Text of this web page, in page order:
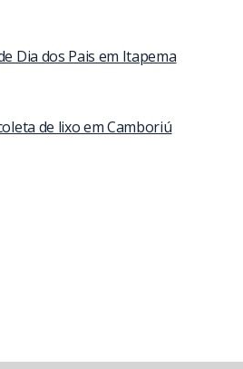
Dia dos Pais em Itapema
de lixo em Camboriú